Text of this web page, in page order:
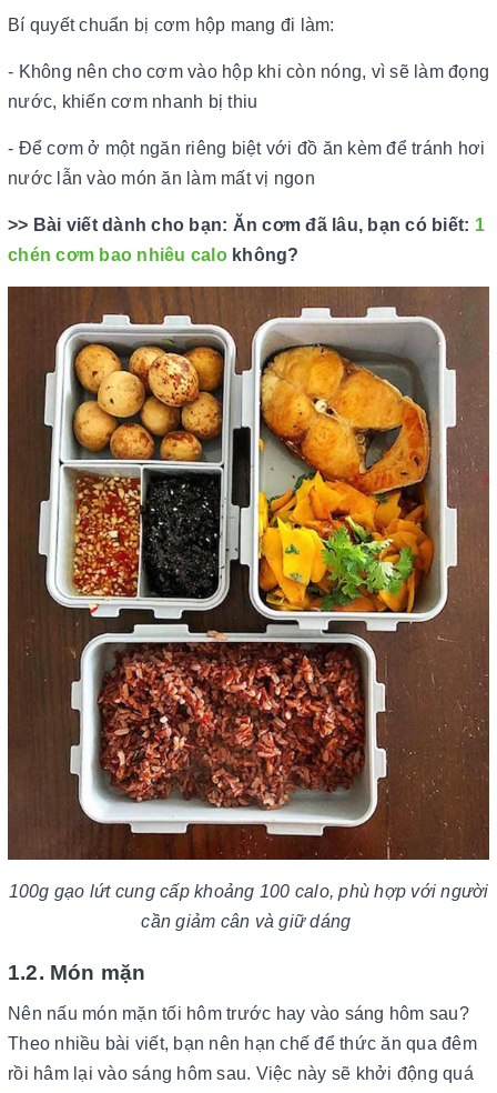
Bí quyết chuẩn bị cơm hộp mang đi làm:
- Không nên cho cơm vào hộp khi còn nóng, vì sẽ làm đọng
nước, khiến cơm nhanh bị thiu
- Để cơm ở một ngăn riêng biệt với đồ ăn kèm để tránh hơi
nước lẫn vào món ăn làm mất vị ngon
>> Bài viết dành cho bạn: Ăn cơm đã lâu, bạn có biết: 1
chén cơm bao nhiêu calokhông?
100g gạo lứt cung cấp khoảng 100 calo, phù hợp với người
cần giảm cân và giữ dáng
1.2. Món mặn
Nên nấu món mặn tối hôm trước hay vào sáng hôm sau?
Theo nhiều bài viết, bạn nên hạn chế để thức ăn qua đêm
rồi hâm lại vào sáng hôm sau. Việc này sẽ khởi động quá